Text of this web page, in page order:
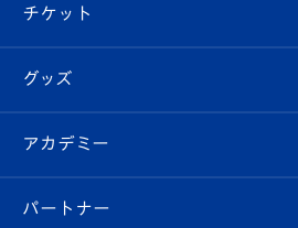
チケット
イベント
メディア
エンブレム紹介
スタッフプロフィール
マスコット紹介
はじめての観戦ガイド
Revive Team
ヴィヴィくんの長崎おもてなしガイド
試合日程/結果
フォトギャラリー
スタジアムグルメ
チケット
チケット
V-LOVERS（ファンクラブ）
グッズ
オンラインショップ
アカデミー
育成からのお知らせ
パートナー